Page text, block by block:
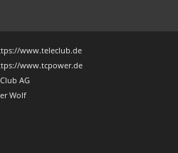
www.teleclub.de
www.tcpower.de
AG
Wolf